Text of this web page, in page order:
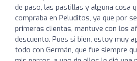
de paso, las pastillas y alguna cosa
compraba en Peluditos, ya que por
primeras clientas, mantuve con los
descuento. Pues si bien, estoy muy
todo con Germán, que fue siempre